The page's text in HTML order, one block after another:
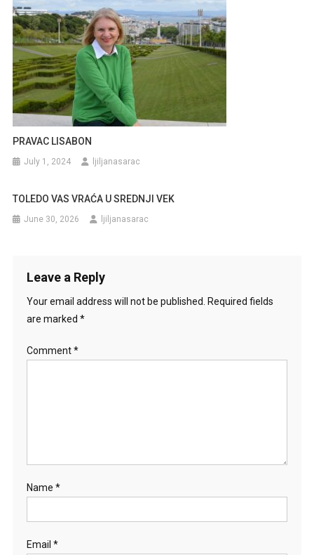
PRAVAC LISABON
July 1, 2024 ljiljanasarac
TOLEDO VAS VRAĆA U SREDNJI VEK
June 30, 2026 ljiljanasarac
Leave a Reply
Your email address will not be published.
Required fields
are marked *
Comment*
Name *
Email *